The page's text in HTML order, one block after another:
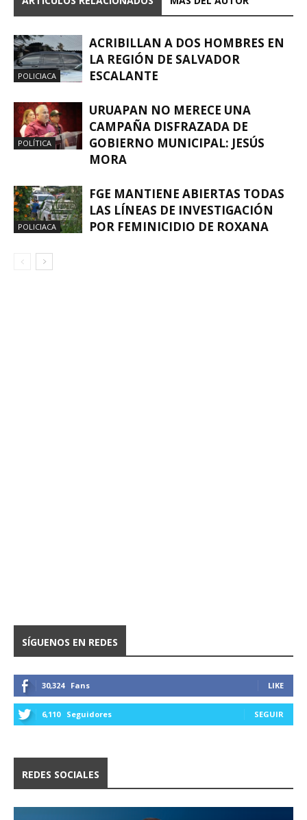
POLICIACA
ACRIBILLAN A DOS HOMBRES EN
LA REGIÓN DE SALVADOR
ESCALANTE
POLÍTICA
URUAPAN NO MERECE UNA
CAMPAÑA DISFRAZADA DE
GOBIERNO MUNICIPAL: JESÚS
MORA
POLICIACA
FGE MANTIENE ABIERTAS TODAS
LAS LÍNEAS DE INVESTIGACIÓN
POR FEMINICIDIO DE ROXANA
SÍGUENOS EN REDES
30,324 Fans LIKE
6,110 Seguidores SEGUIR
REDES SOCIALES